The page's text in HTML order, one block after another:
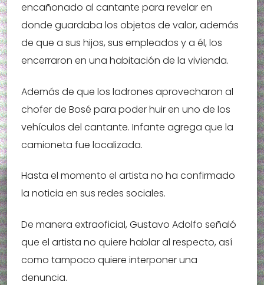
encañonado al cantante para revelar en
donde guardaba los objetos de valor, además
de que a sus hijos, sus empleados y a él, los
encerraron en una habitación de la vivienda.
Además de que los ladrones aprovecharon al
chofer de Bosé para poder huir en uno de los
vehículos del cantante. Infante agrega que la
camioneta fue localizada.
Hasta el momento el artista no ha confirmado
la noticia en sus redes sociales.
De manera extraoficial, Gustavo Adolfo señaló
que el artista no quiere hablar al respecto, así
como tampoco quiere interponer una
denuncia.